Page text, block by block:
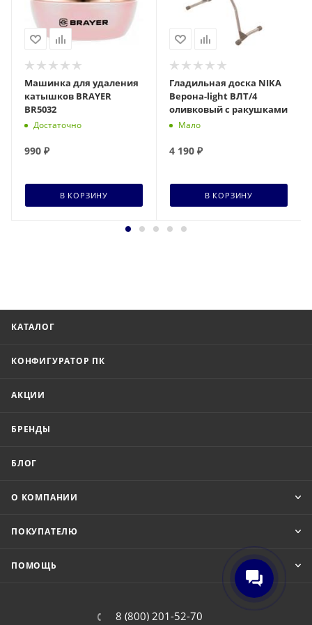
Машинка для удаления
катышков BRAYER
BR5032
Достаточно
990 ₽
В КОРЗИНУ
Гладильная доска NIKA
Верона-light ВЛТ/4
оливковый с ракушками
Мало
4 190 ₽
В КОРЗИНУ
КАТАЛОГ
КОНФИГУРАТОР ПК
АКЦИИ
БРЕНДЫ
БЛОГ
О КОМПАНИИ
ПОКУПАТЕЛЮ
ПОМОЩЬ
8 (800) 201-52-70